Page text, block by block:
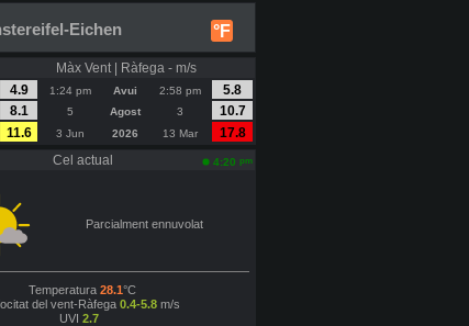
°F
Eichen
Màx Vent | Ràfega - m/s
4.9
1:24 pm Avui 2:58 pm
5.8
8.1
5 Agost 3
10.7
11.6
3 Jun 2026 13 Mar
17.8
Cel actual 4:20 pm
Parcialment ennuvolat
Temperatura 28.1°C
del vent-Ràfega 0.4-5.8 m/s
UVI 2.7